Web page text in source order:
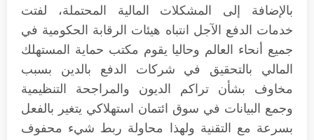
بالإضافة إلى المشكلات المالية المحتملة، لفتت
خدمات الدفع الآجل انتباه هيئات الرقابة الحكومية في
جميع أنحاء العالم وحاليا يقوم مكتب حماية المستهلك
المالي بالتحقيق في شركات الدفع بالدين بسبب
مخاوف بشأن تراكم الديون والمراجحة التنظيمية
وجمع البيانات في سوق ائتمان استهلاكي يتغير بالفعل
بسرعة مع التقنية ولهذا محاولة ربط شيء محفوف